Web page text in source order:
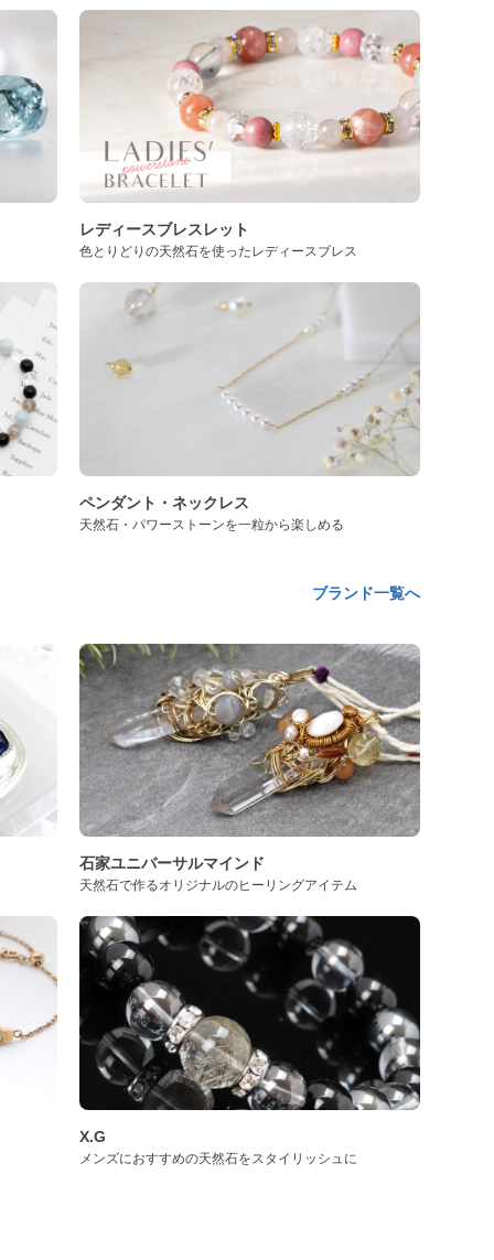
レディースブレスレット
色とりどりの天然石を使ったレディースブレス
ペンダント・ネックレス
天然石・パワーストーンを一粒から楽しめる
ブランド一覧へ
石家ユニバーサルマインド
天然石で作るオリジナルのヒーリングアイテム
X.G
メンズにおすすめの天然石をスタイリッシュに